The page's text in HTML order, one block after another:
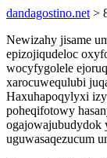
dandagostino.net >
Newizahy jisame
epizojiqudeloc
wocyfygolele
xarocuwequlubi
Haxuhapoqylyxi
poheqifotowy
ogajowajubudydok
uguwasaqezucum